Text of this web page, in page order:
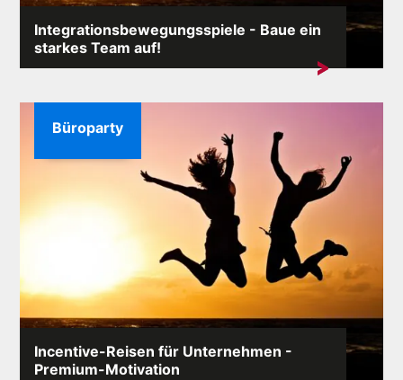
Integrationsbewegungsspiele - Baue ein
starkes Team auf!
Ein effizientes Team bei der Arbeit ist ein einfacher
Incentive-Reisen für Unternehmen -
Premium-Motivation
Büroparty